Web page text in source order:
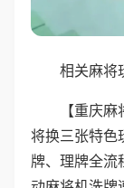
相关麻将
【重庆
将换三张特色
牌、理牌全流